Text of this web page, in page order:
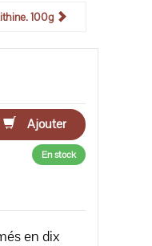
100g
Ajouter
En stock
en dix